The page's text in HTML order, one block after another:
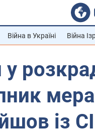
Війна в Україні Війна
мера
із